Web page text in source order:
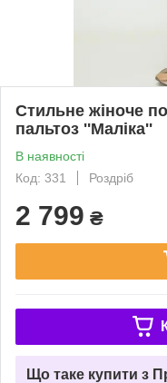
Стильне жіноче
пальтоз ''Маліка''
В наявності
Код: 331
Роздріб
2 799 ₴
Що таке купити з